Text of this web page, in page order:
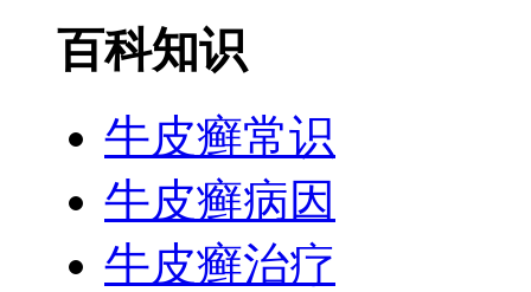
百科知识
牛皮癣常识
牛皮癣病因
牛皮癣治疗